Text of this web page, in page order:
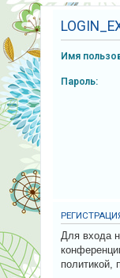
д
Р
е
г
и
с
р
а
ц
и
я
Имя
Пароль:
Для входа
политикой,